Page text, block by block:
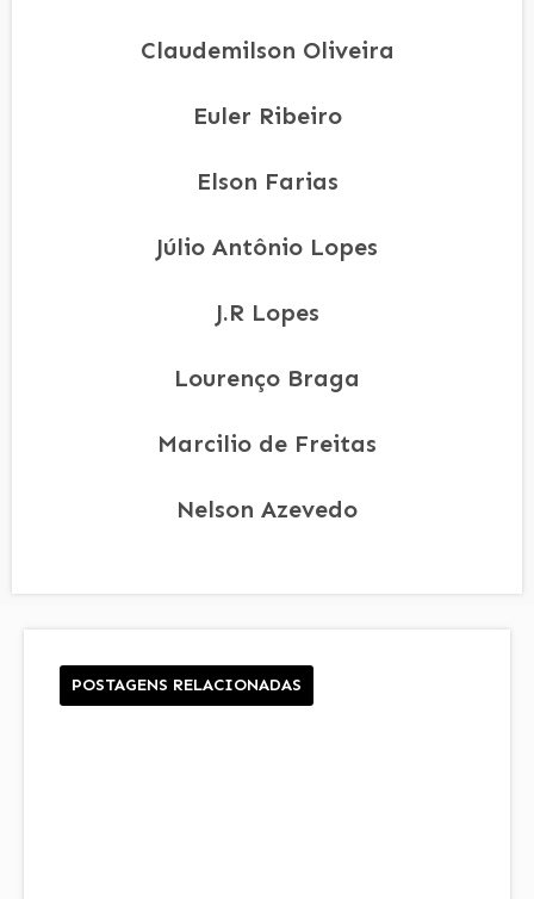
Claudemilson Oliveira
Euler Ribeiro
Elson Farias
Júlio Antônio Lopes
J.R Lopes
Lourenço Braga
Marcilio de Freitas
Nelson Azevedo
POSTAGENS RELACIONADAS